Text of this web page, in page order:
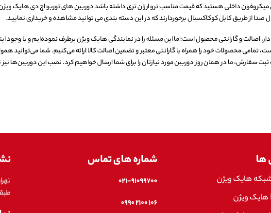
میکروفون داخلی هستید که قیمت مناسب ترو ارزان تری داشته باشد دوربین های توربو اچ دی هایک
صدا از طریق کابل کوکاکسیال برخوردارند که در این دسته بندی می توانید مشاهده و خریداری نمایید.
اصالت و گارانتی محصول است؛ ما این مسئله را در نمایندگی هایک ویژن برطرف نموده‌ایم و با وجود
محصولات خود را همراه با گارانتی معتبر و تضمین اصالت کالا ارائه می‌کنیم. شما می‌توانید
سفارش، ما در همان روز دوربین مورد نیازتان را برای شما ارسال خواهیم کرد. نصب این دوربین‌ها
ها
هایک ویژن
شماره های تماس
۰۲۱-۹۱۰۹۹۷۰۰
۱۰۶ ۲۱۰۰ ۰۹۹۰